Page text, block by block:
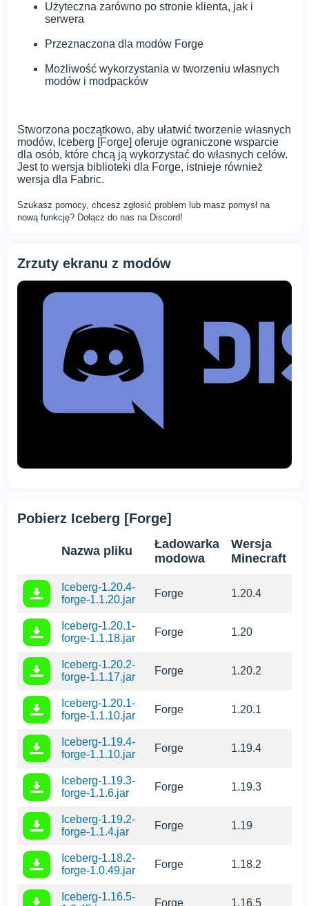
Użyteczna zarówno po stronie klienta, jak i
serwera
Przeznaczona dla modów Forge
Możliwość wykorzystania w tworzeniu własnych
modów i modpacków
Stworzona początkowo, aby ułatwić tworzenie własnych
modów, Iceberg [Forge] oferuje ograniczone wsparcie
dla osób, które chcą ją wykorzystać do własnych celów.
Jest to wersja biblioteki dla Forge, istnieje również
wersja dla Fabric.
Szukasz pomocy, chcesz zgłosić problem lub masz pomysł na
nową funkcję? Dołącz do nas na Discord!
Zrzuty ekranu z modów
Pobierz Iceberg [Forge]
Nazwa pliku
Ładowarka
modowa
Wersja
Minecraft
Iceberg-1.20.4-
forge-1.1.20.jar
Forge 1.20.4
Iceberg-1.20.1-
forge-1.1.18.jar
Forge 1.20
Iceberg-1.20.2-
forge-1.1.17.jar
Forge 1.20.2
Iceberg-1.20.1-
forge-1.1.10.jar
Forge 1.20.1
Iceberg-1.19.4-
forge-1.1.10.jar
Forge 1.19.4
Iceberg-1.19.3-
forge-1.1.6.jar
Forge 1.19.3
Iceberg-1.19.2-
forge-1.1.4.jar
Forge 1.19
Iceberg-1.18.2-
forge-1.0.49.jar
Forge 1.18.2
Iceberg-1.16.5-
Forge 1.16.5